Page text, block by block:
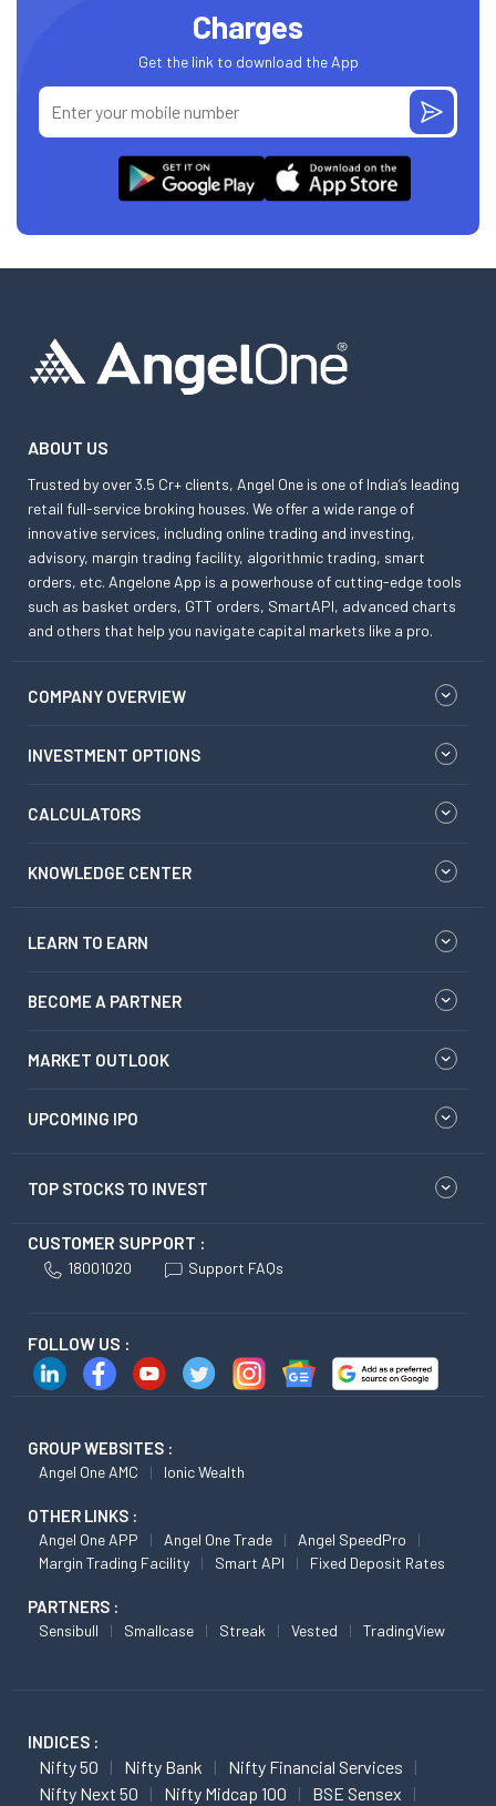
Charges
Get the link to download the App
ABOUT US
Trusted by over 3.5 Cr+ clients, Angel One is one of India’s leading
retail full-service broking houses. We offer a wide range of
innovative services, including online trading and investing,
advisory, margin trading facility, algorithmic trading, smart
orders, etc. Angelone App is a powerhouse of cutting-edge tools
such as basket orders, GTT orders, SmartAPI, advanced charts
and others that help you navigate capital markets like a pro.
COMPANY OVERVIEW
INVESTMENT OPTIONS
CALCULATORS
KNOWLEDGE CENTER
LEARN TO EARN
BECOME A PARTNER
MARKET OUTLOOK
UPCOMING IPO
TOP STOCKS TO INVEST
CUSTOMER SUPPORT :
18001020 Support FAQs
FOLLOW US :
GROUP WEBSITES :
Angel One AMC Ionic Wealth
OTHER LINKS :
Angel One APP Angel One Trade
Angel SpeedPro
Margin Trading Facility
Smart API Fixed Deposit Rates
PARTNERS :
Sensibull Smallcase Streak Vested TradingView
INDICES :
Nifty 50 Nifty Bank
Nifty Financial Services
Nifty Next 50
Nifty Midcap 100
BSE Sensex